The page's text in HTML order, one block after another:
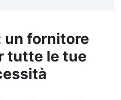
un fornitore
tutte le tue